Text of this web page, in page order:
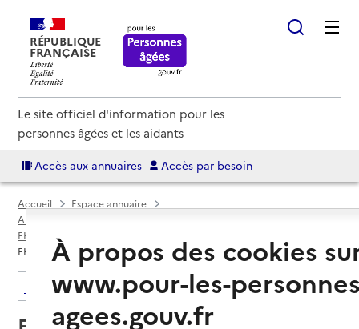
RÉPUBLIQUE
FRANÇAISE
Le site officiel d'information pour les
personnes âgées et les aidants
Accès aux annuaires Accès par besoin
Accueil
Espace annuaire
Annuaire EHPAD et maisons de retraite
EHPAD par département
EHPAD Les Jardins de Coublevie
Retour aux résultats de l'annuaire
À propos des cookies
www.pour-les-
agees.gouv.fr